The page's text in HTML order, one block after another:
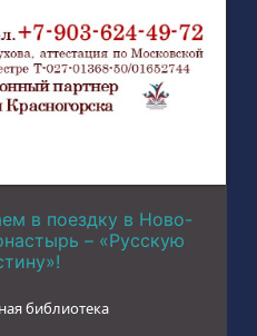
в поездку в Ново-
– «Русскую
библиотека